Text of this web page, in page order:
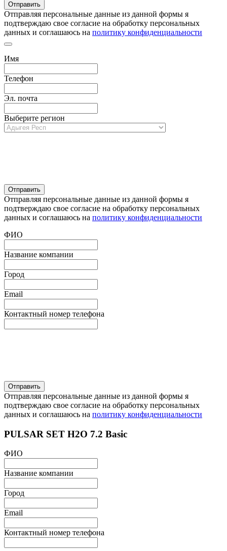
Отправляя персональные данные из данной формы я
подтверждаю свое согласие на обработку персональных
данных и соглашаюсь на политику конфиденциальности
Имя
Телефон
Эл. почта
Выберите регион
Отправляя персональные данные из данной формы я
подтверждаю свое согласие на обработку персональных
данных и соглашаюсь на политику конфиденциальности
ФИО
Название компании
Город
Email
Контактный номер телефона
Отправляя персональные данные из данной формы я
подтверждаю свое согласие на обработку персональных
данных и соглашаюсь на политику конфиденциальности
PULSAR SET H2O 7.2 Basic
ФИО
Название компании
Город
Email
Контактный номер телефона